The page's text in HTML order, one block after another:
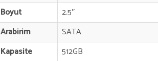
Boyut
2.5″
Arabirim
SATA
Kapasite
512GB